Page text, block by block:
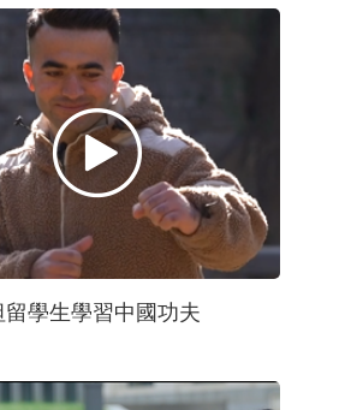
留學生學習中國功夫